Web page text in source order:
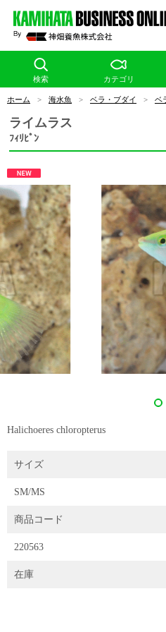
検索 カテゴリ
ホーム > 海水魚 > ベラ・ブダイ > ベ
ライムラス
ﾌｨﾘﾋﾟﾝ
Halichoeres chloropterus
サイズ
SM/MS
商品コード
220563
在庫